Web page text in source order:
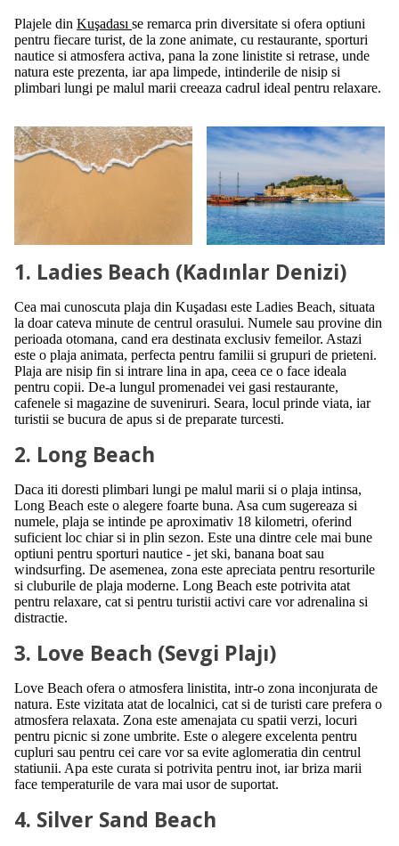
Plajele din Kuşadası se remarca prin diversitate si ofera optiuni
pentru fiecare turist, de la zone animate, cu restaurante, sporturi
nautice si atmosfera activa, pana la zone linistite si retrase, unde
natura este prezenta, iar apa limpede, intinderile de nisip si
plimbari lungi pe malul marii creeaza cadrul ideal pentru relaxare.
1. Ladies Beach (Kadınlar Denizi)
Cea mai cunoscuta plaja din Kuşadası este Ladies Beach, situata
la doar cateva minute de centrul orasului. Numele sau provine din
perioada otomana, cand era destinata exclusiv femeilor. Astazi
este o plaja animata, perfecta pentru familii si grupuri de prieteni.
Plaja are nisip fin si intrare lina in apa, ceea ce o face ideala
pentru copii. De-a lungul promenadei vei gasi restaurante,
cafenele si magazine de suveniruri. Seara, locul prinde viata, iar
turistii se bucura de apus si de preparate turcesti.
2. Long Beach
Daca iti doresti plimbari lungi pe malul marii si o plaja intinsa,
Long Beach este o alegere foarte buna. Asa cum sugereaza si
numele, plaja se intinde pe aproximativ 18 kilometri, oferind
suficient loc chiar si in plin sezon. Este una dintre cele mai bune
optiuni pentru sporturi nautice - jet ski, banana boat sau
windsurfing. De asemenea, zona este apreciata pentru resorturile
si cluburile de plaja moderne. Long Beach este potrivita atat
pentru relaxare, cat si pentru turistii activi care vor adrenalina si
distractie.
3. Love Beach (Sevgi Plajı)
Love Beach ofera o atmosfera linistita, intr-o zona inconjurata de
natura. Este vizitata atat de localnici, cat si de turisti care prefera o
atmosfera relaxata. Zona este amenajata cu spatii verzi, locuri
pentru picnic si zone umbrite. Este o alegere excelenta pentru
cupluri sau pentru cei care vor sa evite aglomeratia din centrul
statiunii. Apa este curata si potrivita pentru inot, iar briza marii
face temperaturile de vara mai usor de suportat.
4. Silver Sand Beach